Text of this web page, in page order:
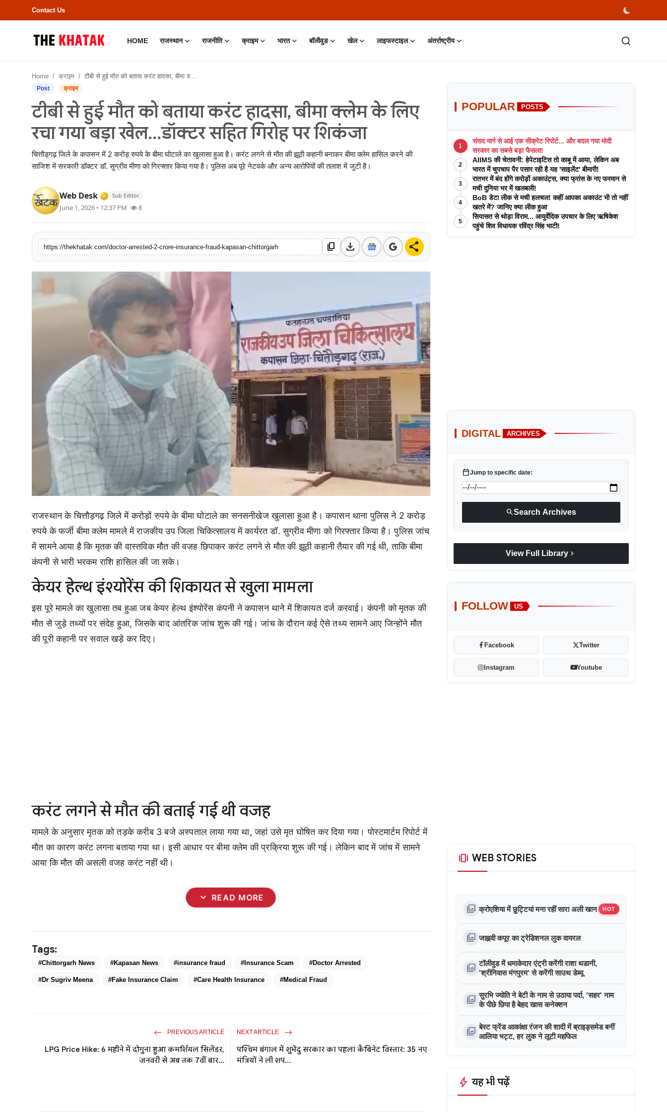
Contact Us
HOME राजस्थान राजनीति क्राइम भारत बॉलीवुड खेल लाइफस्टाइल अंतर्राष्ट्रीय
Contact Us
राजस्थान
राजनीति
बॉलीवुड
लाइफस्टाइल
Home क्राइम टीबी से हुई मौत को बताया करंट हादसा, बीमा क्लेम के लिए रचा गया बड़ा खेल...डॉक्टर सहित गिरोह पर शिकंजा
Post क्राइम
टीबी से हुई मौत को बताया करंट हादसा, बीमा क्लेम के लिए
रचा गया बड़ा खेल...डॉक्टर सहित गिरोह पर शिकंजा
चित्तौड़गढ़ जिले के कपासन में 2 करोड़ रुपये के बीमा घोटाले का खुलासा हुआ है। करंट लगने से मौत की झूठी कहानी बनाकर बीमा क्लेम हासिल करने की
साजिश में सरकारी डॉक्टर डॉ. सुग्रीव मीणा को गिरफ्तार किया गया है। पुलिस अब पूरे नेटवर्क और अन्य आरोपियों की तलाश में जुटी है।
Web Desk Verified Media or Organization • 11 Jun, 2026
Sub Editor
June 1, 2026 • 12:37 PM 8
https://thekhatak.com/doctor-arrested-2-crore-insurance-fraud-kapasan-chittorgarh content_copy download share
राजस्थान के चित्तौड़गढ़ जिले में करोड़ों रुपये के बीमा घोटाले का सनसनीखेज खुलासा हुआ है। कपासन थाना पुलिस ने 2 करोड़
रुपये के फर्जी बीमा क्लेम मामले में राजकीय उप जिला चिकित्सालय में कार्यरत डॉ. सुग्रीव मीणा को गिरफ्तार किया है। पुलिस जांच
में सामने आया है कि मृतक की वास्तविक मौत की वजह छिपाकर करंट लगने से मौत की झूठी कहानी तैयार की गई थी, ताकि बीमा
कंपनी से भारी भरकम राशि हासिल की जा सके।
केयर हेल्थ इंश्योरेंस की शिकायत से खुला मामला
इस पूरे मामले का खुलासा तब हुआ जब केयर हेल्थ इंश्योरेंस कंपनी ने कपासन थाने में शिकायत दर्ज करवाई। कंपनी को मृतक की
मौत से जुड़े तथ्यों पर संदेह हुआ, जिसके बाद आंतरिक जांच शुरू की गई। जांच के दौरान कई ऐसे तथ्य सामने आए जिन्होंने मौत
की पूरी कहानी पर सवाल खड़े कर दिए।
करंट लगने से मौत की बताई गई थी वजह
मामले के अनुसार मृतक को तड़के करीब 3 बजे अस्पताल लाया गया था, जहां उसे मृत घोषित कर दिया गया। पोस्टमार्टम रिपोर्ट में
मौत का कारण करंट लगना बताया गया था। इसी आधार पर बीमा क्लेम की प्रक्रिया शुरू की गई। लेकिन बाद में जांच में सामने
आया कि मौत की असली वजह करंट नहीं थी।
expand_more READ MORE
Tags:
#Chittorgarh News #Kapasan News #insurance fraud #Insurance Scam #Doctor Arrested
#Dr Sugriv Meena #Fake Insurance Claim #Care Health Insurance #Medical Fraud
PREVIOUS ARTICLE
LPG Price Hike: 6 महीने में दोगुना हुआ कमर्शियल सिलेंडर,
जनवरी से अब तक 7वीं बार...
NEXT ARTICLE
पश्चिम बंगाल में शुभेंदु सरकार का पहला कैबिनेट विस्तार: 35 नए
मंत्रियों ने ली शप...
POPULAR POSTS
1
संसद मार्ग से आई एक सीक्रेट रिपोर्ट... और बदल गया मोदी
सरकार का सबसे बड़ा फैसला!
2
AIIMS की चेतावनी: हेपेटाइटिस तो काबू में आया, लेकिन अब
भारत में चुपचाप पैर पसार रही है यह 'साइलेंट' बीमारी!
3
रातभर में बंद होंगे करोड़ों अकाउंट्स, क्या फ्रांस के नए फरमान से
मची दुनिया भर में खलबली!
4
BoB डेटा लीक से मची हलचल! कहीं आपका अकाउंट भी तो नहीं
खतरे में? जानिए क्या लीक हुआ
5
सियासत से थोड़ा विराम... आयुर्वेदिक उपचार के लिए ऋषिकेश
पहुंचे शिव विधायक रविंद्र सिंह भाटी!
DIGITAL ARCHIVES
calendar_todayJump to specific date:
searchSearch Archives
View Full Library chevron_right
FOLLOW US
Facebook Twitter
Instagram Youtube
amp_stories WEB STORIES
photo_library क्रोएशिया में छुट्टियां मना रहीं सारा अली खान HOT
photo_library जाह्नवी कपूर का ट्रेडिशनल लुक वायरल
photo_library टॉलीवुड में धमाकेदार एंट्री करेंगी राशा थडानी,
'श्रीनिवास मंगपुरम' से करेंगी साउथ डेब्यू
photo_library सुरभि ज्योति ने बेटी के नाम से उठाया पर्दा, 'सहर' नाम
के पीछे छिपा है बेहद खास कनेक्शन
photo_library बेस्ट फ्रेंड आकांक्षा रंजन की शादी में ब्राइड्समेड बनीं
आलिया भट्ट, हर लुक ने लूटी महफिल
bolt यह भी पढ़ें